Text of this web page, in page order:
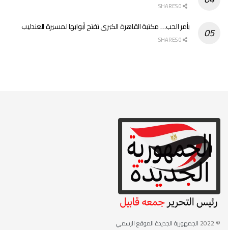
بأمر الحب… مكتبة القاهرة الكبرى تفتح أبوابها لمسيرة العندليب
© 2022
الجمهورية الجديدة الموقع الرسمي